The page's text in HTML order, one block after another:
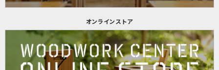
オンラインストア